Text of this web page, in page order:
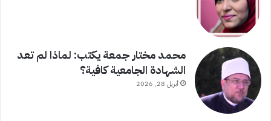
محمد مختار جمعة يكتب: لماذا لم تعد
الشهادة الجامعية كافية؟
أبريل 28, 2026